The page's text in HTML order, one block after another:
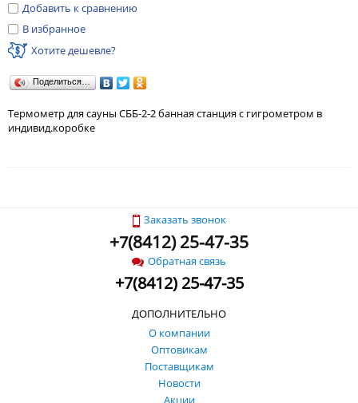
Добавить к сравнению
В избранное
Хотите дешевле?
Поделиться…
Термометр для сауны СББ-2-2 банная станция с гигрометром в
индивид.коробке
Заказать звонок
+7(8412) 25-47-35
Обратная связь
+7(8412) 25-47-35
ДОПОЛНИТЕЛЬНО
О компании
Оптовикам
Поставщикам
Новости
Акции